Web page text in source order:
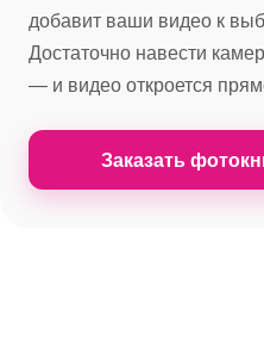
добавит ваши видео к
Достаточно навести
— и видео откроется
Заказать